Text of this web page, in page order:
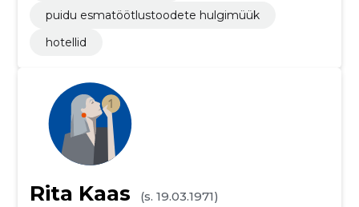
puidu esmatöötlustoodete hulgimüük
hotellid
Rita Kaas
(s. 19.03.1971)